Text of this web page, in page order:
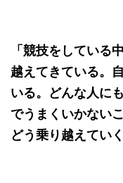
「競技をしている
越えてきている。
いる。どんな人に
でうまくいかない
どう乗り越えてい